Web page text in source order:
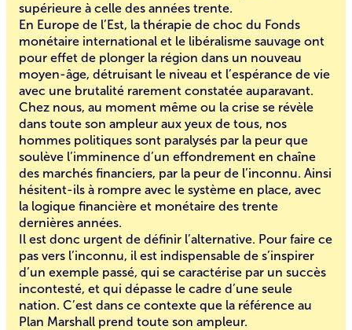
supérieure à celle des années trente.
En Europe de l’Est, la thérapie de choc du Fonds
monétaire international et le libéralisme sauvage ont
pour effet de plonger la région dans un nouveau
moyen-âge, détruisant le niveau et l’espérance de vie
avec une brutalité rarement constatée auparavant.
Chez nous, au moment même ou la crise se révèle
dans toute son ampleur aux yeux de tous, nos
hommes politiques sont paralysés par la peur que
soulève l’imminence d’un effondrement en chaîne
des marchés financiers, par la peur de l’inconnu. Ainsi
hésitent-ils à rompre avec le système en place, avec
la logique financière et monétaire des trente
dernières années.
Il est donc urgent de définir l’alternative. Pour faire ce
pas vers l’inconnu, il est indispensable de s’inspirer
d’un exemple passé, qui se caractérise par un succès
incontesté, et qui dépasse le cadre d’une seule
nation. C’est dans ce contexte que la référence au
Plan Marshall prend toute son ampleur.